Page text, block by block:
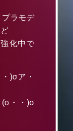
プラモデ
化中で
)σア・
(σ・・)σ